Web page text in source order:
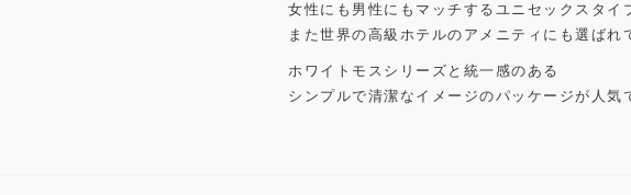
女性にも男性にもマッチするユニセックスタイ
また世界の高級ホテルのアメニティにも選ばれ
ホワイトモスシリーズと統一感のある
シンプルで清潔なイメージのパッケージが人気